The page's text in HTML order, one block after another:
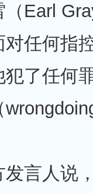
Earl
任何指
了任何
言人说